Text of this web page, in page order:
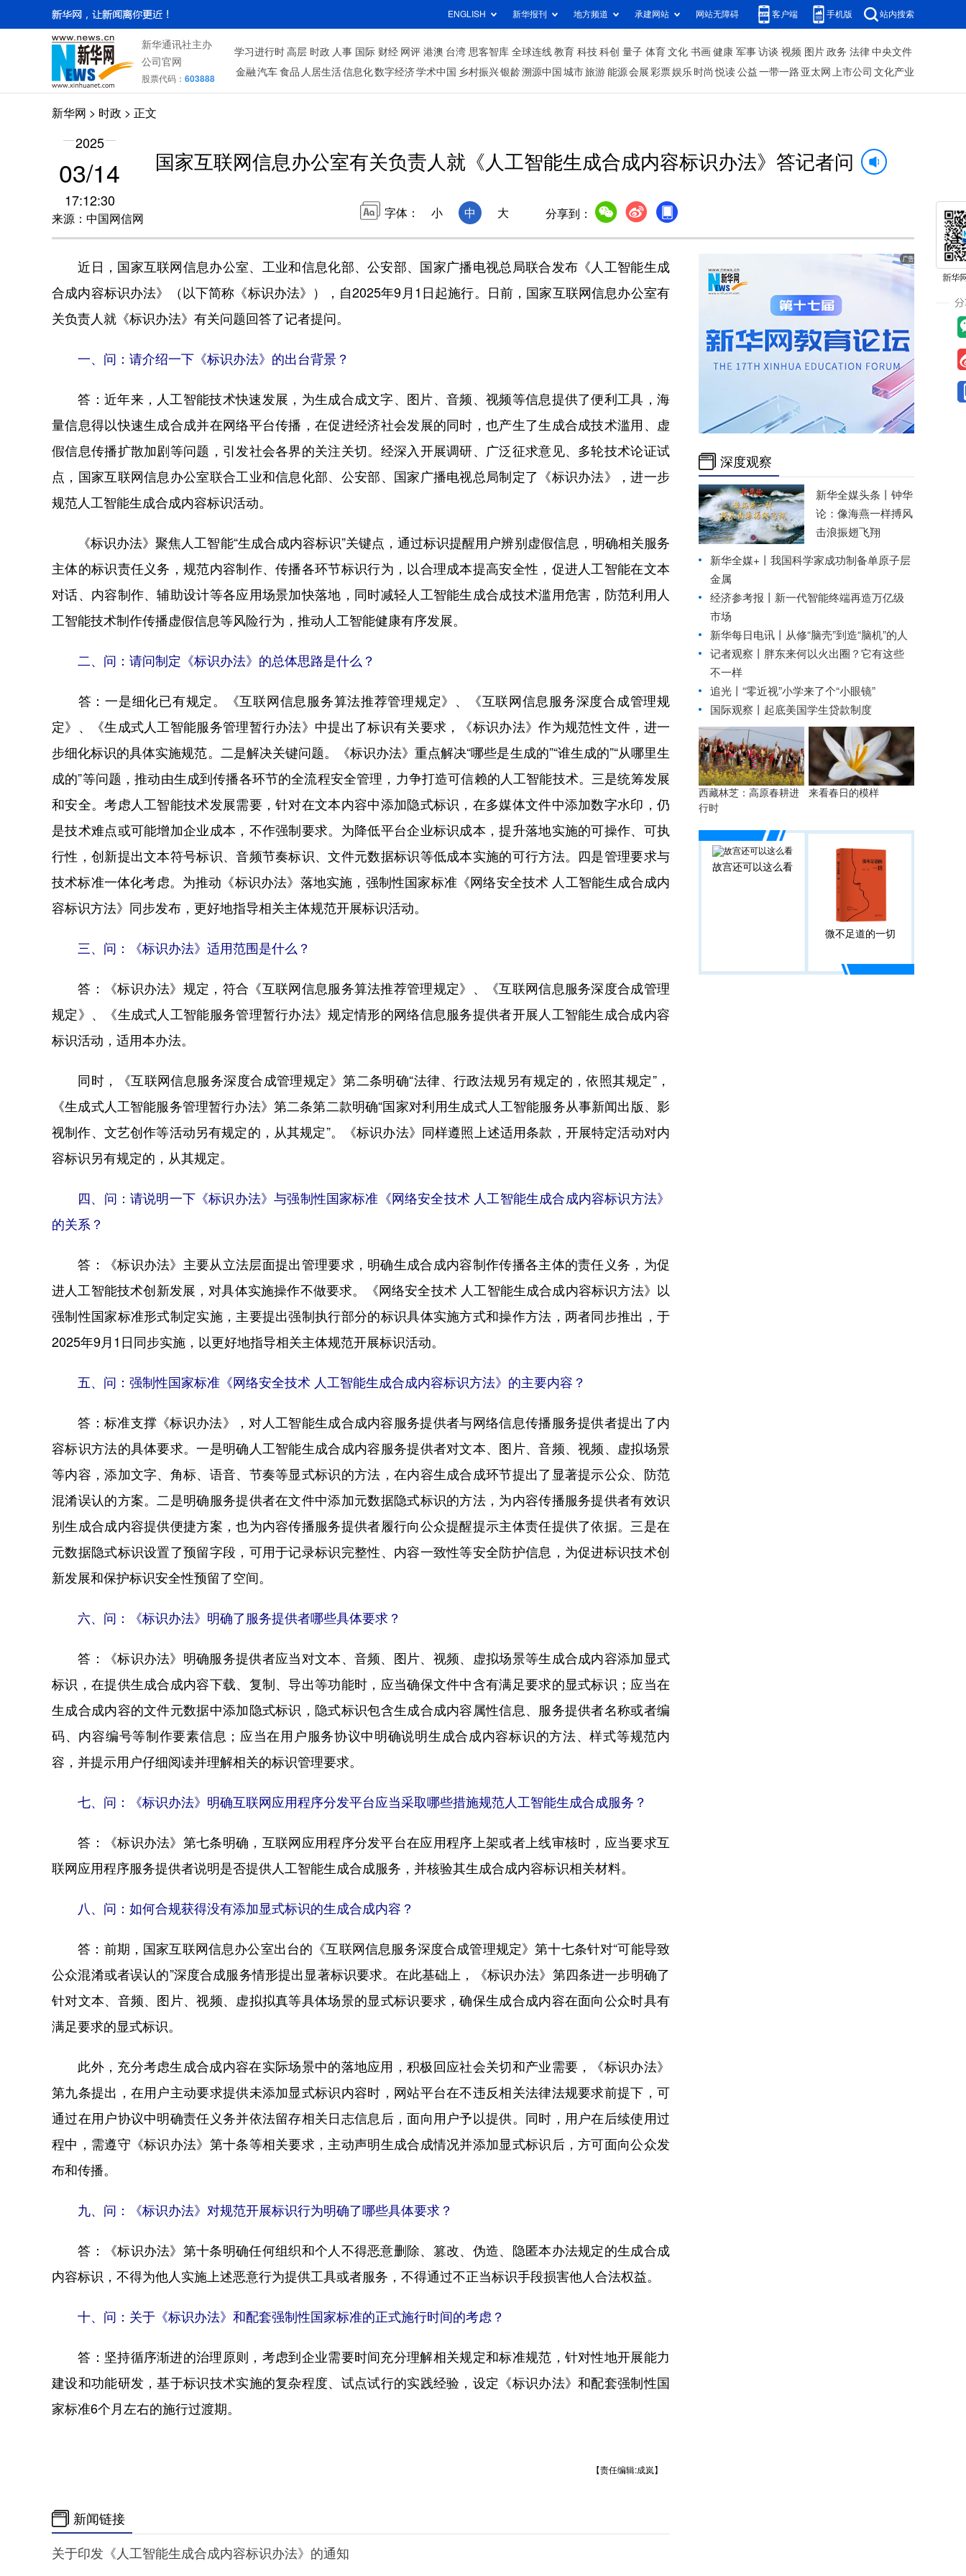
ENGLISH 新华报刊 地方频道 承建网站 网站无障碍 客户端 手机版 站内搜索
新华通讯社主办
公司官网
股票代码： 603888
学习进行时 高层 时政 人事 国际 财经 网评 港澳 台湾 思客智库 全球连线 教育 科技 科创 量子 体育 文化 书画 健康 军事 访谈 视频 图片 政务 法律 中央文件
金融 汽车 食品 人居生活信息化数字经济学术中国 乡村振兴银龄溯源中国 城市旅游 能源 会展 彩票娱乐 时尚 悦读 公益 一带一路 亚太网 上市公司 文化产业
新华网 > 时政 > 正文
2025
03/14
17:12:30
来源：中国网信网
国家互联网信息办公室有关负责人就《人工智能生成合成内容标识办法》答记者问
字体： 小 中 大 分享到：
近日，国家互联网信息办公室、工业和信息化部、公安部、国家广播电视总局联合发布《人工智能生成
合成内容标识办法》（以下简称《标识办法》），自2025年9月1日起施行。日前，国家互联网信息办公室有
关负责人就《标识办法》有关问题回答了记者提问。
一、问：请介绍一下《标识办法》的出台背景？
答：近年来，人工智能技术快速发展，为生成合成文字、图片、音频、视频等信息提供了便利工具，海
量信息得以快速生成合成并在网络平台传播，在促进经济社会发展的同时，也产生了生成合成技术滥用、虚
假信息传播扩散加剧等问题，引发社会各界的关注关切。经深入开展调研、广泛征求意见、多轮技术论证试
点，国家互联网信息办公室联合工业和信息化部、公安部、国家广播电视总局制定了《标识办法》，进一步
规范人工智能生成合成内容标识活动。
《标识办法》聚焦人工智能“生成合成内容标识”关键点，通过标识提醒用户辨别虚假信息，明确相关服务
主体的标识责任义务，规范内容制作、传播各环节标识行为，以合理成本提高安全性，促进人工智能在文本
对话、内容制作、辅助设计等各应用场景加快落地，同时减轻人工智能生成合成技术滥用危害，防范利用人
工智能技术制作传播虚假信息等风险行为，推动人工智能健康有序发展。
二、问：请问制定《标识办法》的总体思路是什么？
答：一是细化已有规定。《互联网信息服务算法推荐管理规定》、《互联网信息服务深度合成管理规
定》、《生成式人工智能服务管理暂行办法》中提出了标识有关要求，《标识办法》作为规范性文件，进一
步细化标识的具体实施规范。二是解决关键问题。《标识办法》重点解决“哪些是生成的”“谁生成的”“从哪里生
成的”等问题，推动由生成到传播各环节的全流程安全管理，力争打造可信赖的人工智能技术。三是统筹发展
和安全。考虑人工智能技术发展需要，针对在文本内容中添加隐式标识，在多媒体文件中添加数字水印，仍
是技术难点或可能增加企业成本，不作强制要求。为降低平台企业标识成本，提升落地实施的可操作、可执
行性，创新提出文本符号标识、音频节奏标识、文件元数据标识等低成本实施的可行方法。四是管理要求与
技术标准一体化考虑。为推动《标识办法》落地实施，强制性国家标准《网络安全技术 人工智能生成合成内
容标识方法》同步发布，更好地指导相关主体规范开展标识活动。
三、问：《标识办法》适用范围是什么？
答：《标识办法》规定，符合《互联网信息服务算法推荐管理规定》、《互联网信息服务深度合成管理
规定》、《生成式人工智能服务管理暂行办法》规定情形的网络信息服务提供者开展人工智能生成合成内容
标识活动，适用本办法。
同时，《互联网信息服务深度合成管理规定》第二条明确“法律、行政法规另有规定的，依照其规定”，
《生成式人工智能服务管理暂行办法》第二条第二款明确“国家对利用生成式人工智能服务从事新闻出版、影
视制作、文艺创作等活动另有规定的，从其规定”。《标识办法》同样遵照上述适用条款，开展特定活动对内
容标识另有规定的，从其规定。
四、问：请说明一下《标识办法》与强制性国家标准《网络安全技术 人工智能生成合成内容标识方法》
的关系？
答：《标识办法》主要从立法层面提出管理要求，明确生成合成内容制作传播各主体的责任义务，为促
进人工智能技术创新发展，对具体实施操作不做要求。《网络安全技术 人工智能生成合成内容标识方法》以
强制性国家标准形式制定实施，主要提出强制执行部分的标识具体实施方式和操作方法，两者同步推出，于
2025年9月1日同步实施，以更好地指导相关主体规范开展标识活动。
五、问：强制性国家标准《网络安全技术 人工智能生成合成内容标识方法》的主要内容？
答：标准支撑《标识办法》，对人工智能生成合成内容服务提供者与网络信息传播服务提供者提出了内
容标识方法的具体要求。一是明确人工智能生成合成内容服务提供者对文本、图片、音频、视频、虚拟场景
等内容，添加文字、角标、语音、节奏等显式标识的方法，在内容生成合成环节提出了显著提示公众、防范
混淆误认的方案。二是明确服务提供者在文件中添加元数据隐式标识的方法，为内容传播服务提供者有效识
别生成合成内容提供便捷方案，也为内容传播服务提供者履行向公众提醒提示主体责任提供了依据。三是在
元数据隐式标识设置了预留字段，可用于记录标识完整性、内容一致性等安全防护信息，为促进标识技术创
新发展和保护标识安全性预留了空间。
六、问：《标识办法》明确了服务提供者哪些具体要求？
答：《标识办法》明确服务提供者应当对文本、音频、图片、视频、虚拟场景等生成合成内容添加显式
标识，在提供生成合成内容下载、复制、导出等功能时，应当确保文件中含有满足要求的显式标识；应当在
生成合成内容的文件元数据中添加隐式标识，隐式标识包含生成合成内容属性信息、服务提供者名称或者编
码、内容编号等制作要素信息；应当在用户服务协议中明确说明生成合成内容标识的方法、样式等规范内
容，并提示用户仔细阅读并理解相关的标识管理要求。
七、问：《标识办法》明确互联网应用程序分发平台应当采取哪些措施规范人工智能生成合成服务？
答：《标识办法》第七条明确，互联网应用程序分发平台在应用程序上架或者上线审核时，应当要求互
联网应用程序服务提供者说明是否提供人工智能生成合成服务，并核验其生成合成内容标识相关材料。
八、问：如何合规获得没有添加显式标识的生成合成内容？
答：前期，国家互联网信息办公室出台的《互联网信息服务深度合成管理规定》第十七条针对“可能导致
公众混淆或者误认的”深度合成服务情形提出显著标识要求。在此基础上，《标识办法》第四条进一步明确了
针对文本、音频、图片、视频、虚拟拟真等具体场景的显式标识要求，确保生成合成内容在面向公众时具有
满足要求的显式标识。
此外，充分考虑生成合成内容在实际场景中的落地应用，积极回应社会关切和产业需要，《标识办法》
第九条提出，在用户主动要求提供未添加显式标识内容时，网站平台在不违反相关法律法规要求前提下，可
通过在用户协议中明确责任义务并依法留存相关日志信息后，面向用户予以提供。同时，用户在后续使用过
程中，需遵守《标识办法》第十条等相关要求，主动声明生成合成情况并添加显式标识后，方可面向公众发
布和传播。
九、问：《标识办法》对规范开展标识行为明确了哪些具体要求？
答：《标识办法》第十条明确任何组织和个人不得恶意删除、篡改、伪造、隐匿本办法规定的生成合成
内容标识，不得为他人实施上述恶意行为提供工具或者服务，不得通过不正当标识手段损害他人合法权益。
十、问：关于《标识办法》和配套强制性国家标准的正式施行时间的考虑？
答：坚持循序渐进的治理原则，考虑到企业需要时间充分理解相关规定和标准规范，针对性地开展能力
建设和功能研发，基于标识技术实施的复杂程度、试点试行的实践经验，设定《标识办法》和配套强制性国
家标准6个月左右的施行过渡期。
【责任编辑:成岚】
新闻链接
关于印发《人工智能生成合成内容标识办法》的通知
深度观察
新华全媒头条丨 钟华
论：像海燕一样搏风
击浪振翅飞翔
新华全媒+丨 我国科学家成功制备单原子层
金属
经济参考报丨 新一代智能终端再造万亿级
市场
新华每日电讯丨
从修“脑壳”到造“脑机”的人
记者观察丨胖东来何以火出圈？它有这些
不一样
追光丨 “零近视”小学来了个“小眼镜”
国际观察丨 起底美国学生贷款制度
西藏林芝：高原春耕进
行时
来看春日的模样
故宫还可以这么看
微不足道的一切